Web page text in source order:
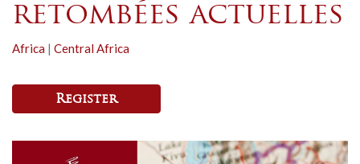
retombées actuelles
Africa | Central Africa
Register